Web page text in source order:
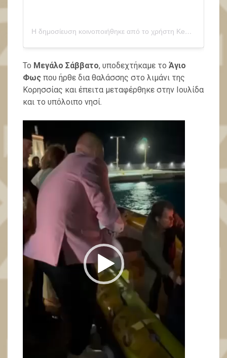
Η δημοσίευση κοινοποιήθηκε από το χρήστη Kea Greece (@kea.greece)
Το Μεγάλο Σάββατο, υποδεχτήκαμε το Άγιο
Φως που ήρθε δια θαλάσσης στο λιμάνι της
Κορησσίας και έπειτα μεταφέρθηκε στην Ιουλίδα
και το υπόλοιπο νησί.
Video
Player